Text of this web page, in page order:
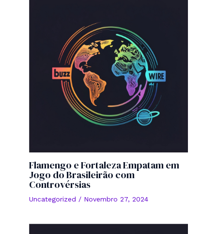
Flamengo e Fortaleza Empatam em
Jogo do Brasileirão com
Controvérsias
Uncategorized / Novembro 27, 2024